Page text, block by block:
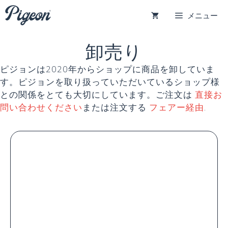
コ
ン
へ
ス
キ
ッ
メニュー
卸売り
ピジョンは2020年からショップに商品を卸していま
す。ピジョンを取り扱っていただいているショップ様
との関係をとても大切にしています。ご注文は 直接お
問い合わせください または注文する フェアー経由.